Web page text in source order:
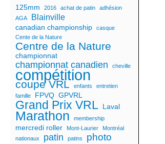
125mm 2016 achat de patin
adhésion
AGA
Blainville
canadian championship
casque
Cente de la Nature
Centre de la Nature
championnat
championnat canadien cheville
compétition
coupe VRL enfants
entretien
famille
FPVQ GPVRL
Grand Prix VRL Laval
Marathon membership
mercredi roller Mont-Laurier
Montréal
nationaux
patin patins photo